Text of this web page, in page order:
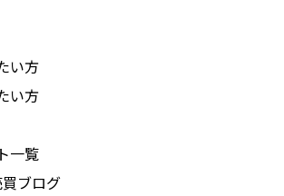
い方
い方
一覧
ブログ